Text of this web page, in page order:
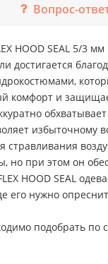
Вопрос-
HOOD SEAL 5/3
комфорт и
но при этом он
HOOD SEAL
его нужно
подобрать по